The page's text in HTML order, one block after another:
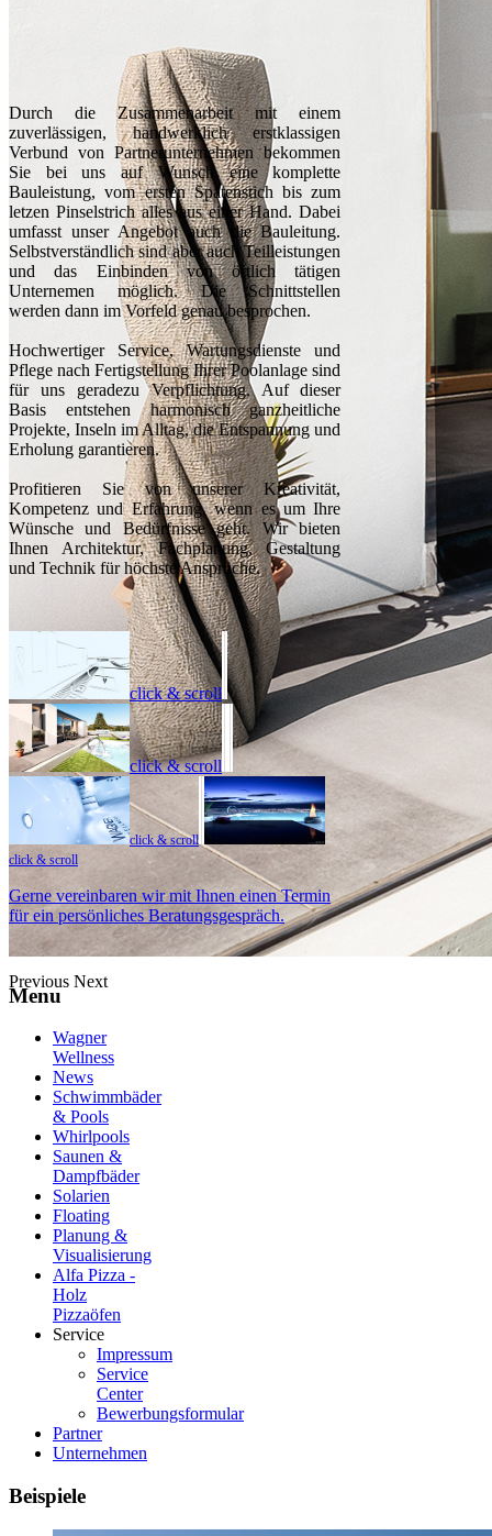
Previous Next
click & scroll
Durch die Zusammenarbeit mit einem
zuverlässigen, handwerklich erstklassigen
Verbund von Partnerunternehmen bekommen
Sie bei uns auf Wunsch eine komplette
Bauleistung, vom ersten Spatenstich bis zum
letzen Pinselstrich alles aus einer Hand. Dabei
umfasst unser Angebot auch die Bauleitung.
Selbstverständlich sind aber auch Teilleistungen
und das Einbinden von örtlich tätigen
Unternemen möglich. Die Schnittstellen
werden dann im Vorfeld genau besprochen.
Hochwertiger Service, Wartungsdienste und
Pflege nach Fertigstellung Ihrer Poolanlage sind
für uns geradezu Verpflichtung. Auf dieser
Basis entstehen harmonisch ganzheitliche
Projekte, Inseln im Alltag, die Entspannung und
Erholung garantieren.
Profitieren Sie von unserer Kreativität,
Kompetenz und Erfahrung, wenn es um Ihre
Wünsche und Bedürfnisse geht. Wir bieten
Ihnen Architektur, Fachplanung, Gestaltung
und Technik für höchste Ansprüche.
click & scroll
click & scroll
click & scroll
click & scroll
Gerne vereinbaren wir mit Ihnen einen Termin
für ein persönliches Beratungsgespräch.
Menu
Wagner
Wellness
News
Schwimmbäder
& Pools
Whirlpools
Saunen &
Dampfbäder
Solarien
Floating
Planung &
Visualisierung
Alfa Pizza -
Holz
Pizzaöfen
Service
Impressum
Service
Center
Bewerbungsformular
Partner
Unternehmen
Beispiele